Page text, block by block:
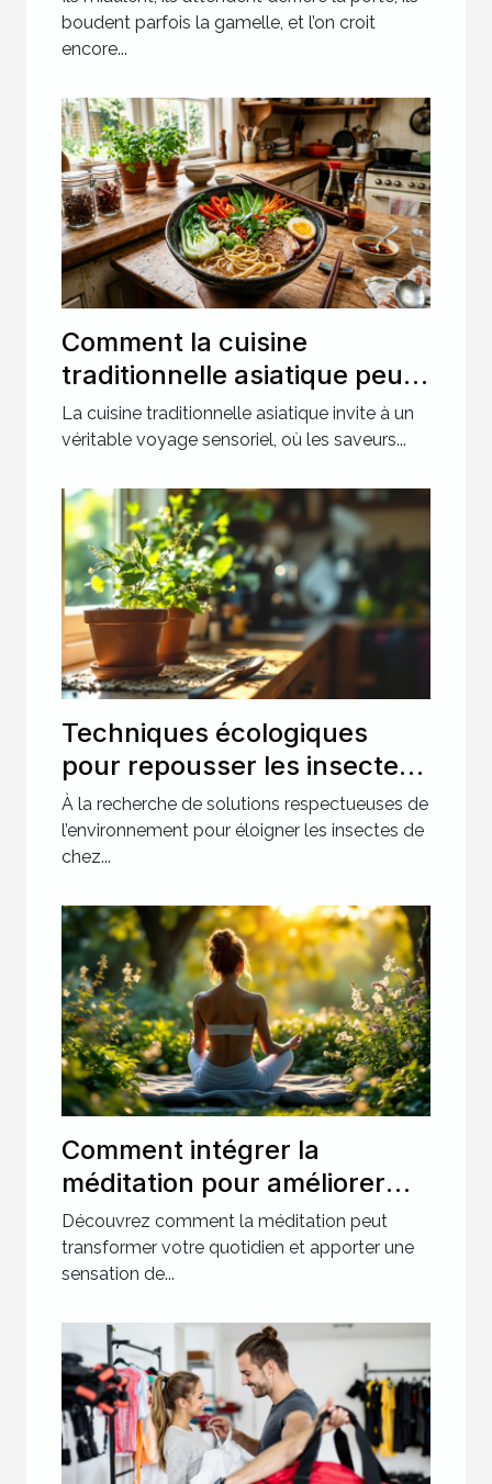
boutique
boudent parfois la gamelle, et l’on croit
encore...
Comment la cuisine
traditionnelle asiatique peut
raviver vos papilles ?
La cuisine traditionnelle asiatique invite à un
véritable voyage sensoriel, où les saveurs...
Techniques écologiques
pour repousser les insectes
à la maison
À la recherche de solutions respectueuses de
l’environnement pour éloigner les insectes de
chez...
Comment intégrer la
méditation pour améliorer
votre bien-être quotidien ?
Découvrez comment la méditation peut
transformer votre quotidien et apporter une
sensation de...